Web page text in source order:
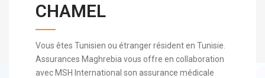
CHAMEL
Vous êtes Tunisien ou étranger résident en Tunisie.
Assurances Maghrebia vous offre en collaboration
avec MSH International son assurance médicale